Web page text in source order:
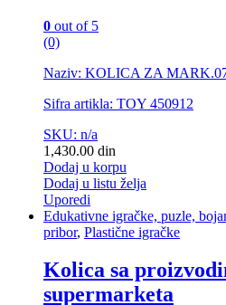
0 out of 5
(0)
Naziv: KOLICA ZA
Sifra artikla: TOY 450912
SKU: n/a
1,430.00 din
Dodaj u korpu
Dodaj u listu želja
Uporedi
Edukativne igračke, puzle,
pribor, Plastične igračke
Kolica sa
supermarketa